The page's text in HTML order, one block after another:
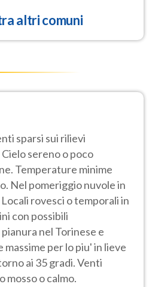
altri comuni
sparsi sui rilievi
sereno o poco
Temperature minime
Nel pomeriggio nuvole in
rovesci o temporali in
con possibili
nel Torinese e
per lo piu' in lieve
ai 35 gradi. Venti
mosso o calmo.